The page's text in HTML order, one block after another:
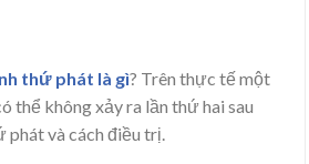
thứ phát là gì? Trên thực tế một
thể không xảy ra lần thứ hai sau
phát và cách điều trị.